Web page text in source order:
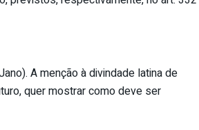
A menção à divindade latina de
quer mostrar como deve ser